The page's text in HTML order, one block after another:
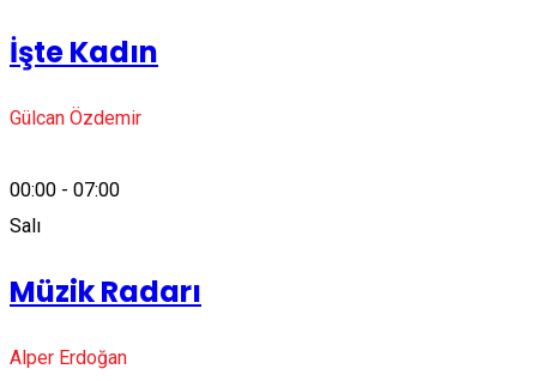
İşte Kadın
Gülcan Özdemir
00:00 - 07:00
Salı
Müzik Radarı
Alper Erdoğan